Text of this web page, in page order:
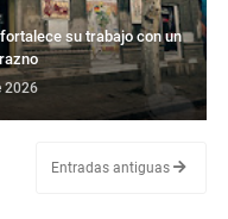
su trabajo con un
2026
Entradas antiguas